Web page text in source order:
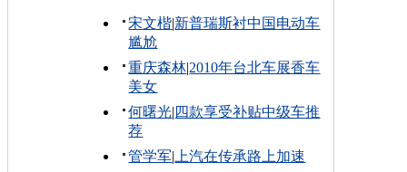
宋文楷|新普瑞斯衬中国电动车
尴尬
重庆森林|2010年台北车展香车
美女
何曙光| 四款享受补贴中级车推
荐
管学军| 上汽在传承路上加速